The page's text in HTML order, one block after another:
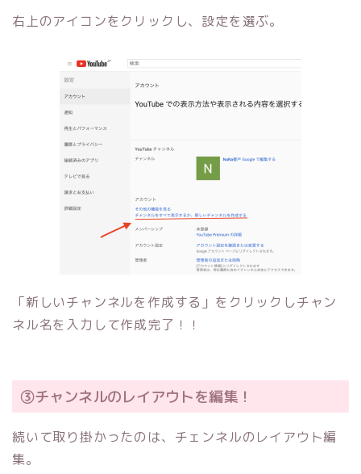
右上のアイコンをクリックし、設定を選ぶ。
「新しいチャンネルを作成する」をクリックしチャン
ネル名を入力して作成完了！！
③チャンネルのレイアウトを編集！
続いて取り掛かったのは、チェンネルのレイアウト編
集。